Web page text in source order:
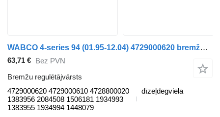
WABCO 4-series 94 (01.95-12.04) 4729000620 bremžu regulētājvārsts paredzēts Scania 4-series (1995-2006) vilcēja
63,71 € Bez PVN
Bremžu regulētājvārsts
4729000620 4729000610 4728800020
1383956 2084508 1506181 1934993
1383955 1934994 1448079
dīzeļdegviela